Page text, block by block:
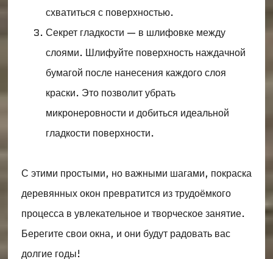
схватиться с поверхностью.
Секрет гладкости — в шлифовке между
слоями. Шлифуйте поверхность наждачной
бумагой после нанесения каждого слоя
краски. Это позволит убрать
микронеровности и добиться идеальной
гладкости поверхности.
С этими простыми, но важными шагами, покраска
деревянных окон превратится из трудоёмкого
процесса в увлекательное и творческое занятие.
Берегите свои окна, и они будут радовать вас
долгие годы!